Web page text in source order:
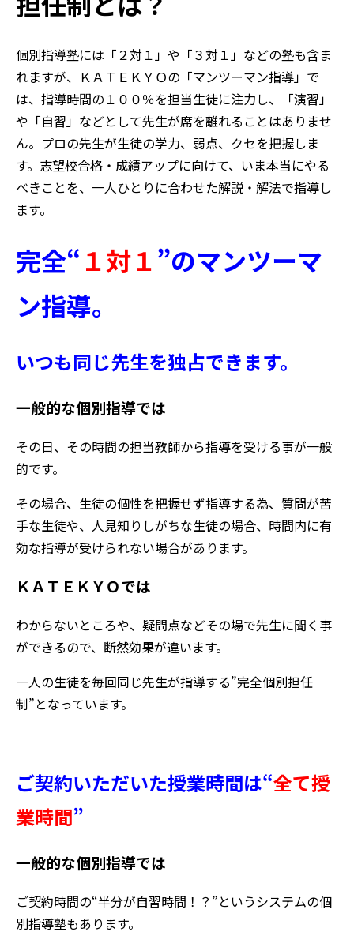
個別指導塾には「２対１」や「３対１」などの塾も含ま
れますが、ＫＡＴＥＫＹＯの「マンツーマン指導」で
は、指導時間の１００％を担当生徒に注力し、「演習」
や「自習」などとして先生が席を離れることはありませ
ん。プロの先生が生徒の学力、弱点、クセを把握しま
す。志望校合格・成績アップに向けて、いま本当にやる
べきことを、一人ひとりに合わせた解説・解法で指導し
ます。
完全“１対１”のマンツーマ
ン指導。
いつも同じ先生を独占できます。
一般的な個別指導では
その日、その時間の担当教師から指導を受ける事が一般
的です。
その場合、生徒の個性を把握せず指導する為、質問が苦
手な生徒や、人見知りしがちな生徒の場合、時間内に有
効な指導が受けられない場合があります。
ＫＡＴＥＫＹＯでは
わからないところや、疑問点などその場で先生に聞く事
ができるので、断然効果が違います。
一人の生徒を毎回同じ先生が指導する”完全個別担任
制”となっています。
ご契約いただいた授業時間は“全て授
業時間”
一般的な個別指導では
ご契約時間の“半分が自習時間！？”というシステムの個
別指導塾もあります。